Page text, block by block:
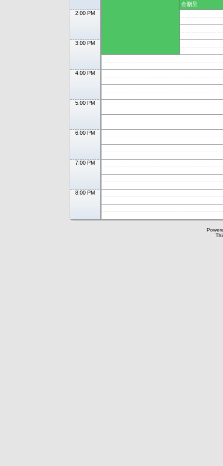
金贈呈
2:00 PM
3:00 PM
4:00 PM
5:00 PM
6:00 PM
7:00 PM
8:00 PM